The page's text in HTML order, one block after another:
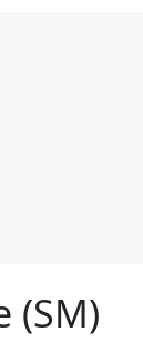
(SM)